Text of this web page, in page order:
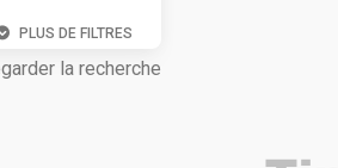
PLUS DE FILTRES
la recherche